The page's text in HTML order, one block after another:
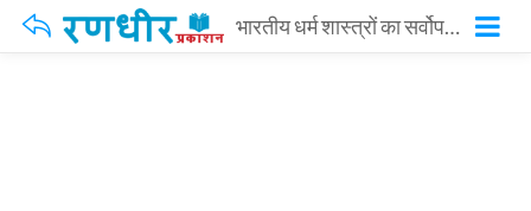
भारतीय धर्म शास्त्रों का सर्वोपरि ग्रन्थ मनुस्मृति